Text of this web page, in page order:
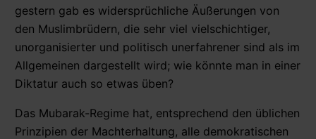
gestern gab es widersprüchliche Äußerungen von
den Muslimbrüdern, die sehr viel vielschichtiger,
unorganisierter und politisch unerfahrener sind als im
Allgemeinen dargestellt wird; wie könnte man in einer
Diktatur auch so etwas üben?
Das Mubarak-Regime hat, entsprechend den üblichen
Prinzipien der Machterhaltung, alle demokratischen